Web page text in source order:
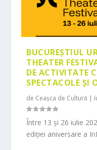
BUCUREȘTIUL
THEATER
DE ACTIVITATE
SPECTACOLE ȘI
de Ceașca de Cultură |
Între 13 și 26 iulie
ediției aniversare a